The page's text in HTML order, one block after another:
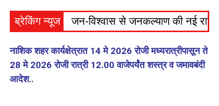
ब्रेकिंग न्यूज जन-विश्वास से जनकल्याण की नई राह,
नाशिक शहर कार्यक्षेत्रात 14 मे 2026 रोजी मध्यरात्रीपासून ते
28 मे 2026 रोजी रात्री 12.00 वाजेपर्यंत शस्त्र व जमावबंदी
आदेश..